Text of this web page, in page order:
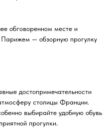
обговоренном месте и
— обзорную прогулку
достопримечательности
столицы Франции.
выбирайте удобную обувь
прогулки.